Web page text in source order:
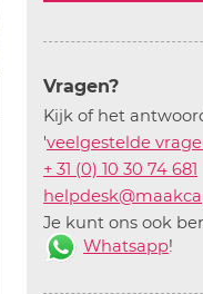
Vragen?
Kijk of het
'veelgestelde
+ 31 (0) 10 30 74 681
Je kunt ons ook
Whatsapp!